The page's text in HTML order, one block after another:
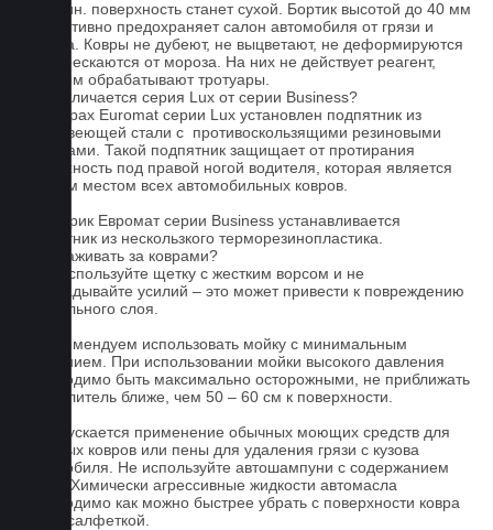
- 15 мин. поверхность станет сухой. Бортик высотой до 40 мм
эффективно предохраняет салон автомобиля от грязи и
мусора. Ковры не дубеют, не выцветают, не деформируются
и не трескаются от мороза. На них не действует реагент,
которым обрабатывают тротуары.
Чем отличается серия Lux от серии Business?
На коврах Euromat серии Lux установлен подпятник из
нержавеющей стали с противоскользящими резиновыми
вставками. Такой подпятник защищает от протирания
поверхность под правой ногой водителя, которая является
слабым местом всех автомобильных ковров.
На коврик Евромат серии Business устанавливается
подпятник из нескользкого терморезинопластика.
Как ухаживать за коврами?
1.Не используйте щетку с жестким ворсом и не
прикладывайте усилий – это может привести к повреждению
текстильного слоя.
2. Рекомендуем использовать мойку с минимальным
давлением. При использовании мойки высокого давления
необходимо быть максимально осторожными, не приближать
распылитель ближе, чем 50 – 60 см к поверхности.
3. Допускается применение обычных моющих средств для
бытовых ковров или пены для удаления грязи с кузова
автомобиля. Не используйте автошампуни с содержанием
воска! Химически агрессивные жидкости автомасла
необходимо как можно быстрее убрать с поверхности ковра
сухой салфеткой.